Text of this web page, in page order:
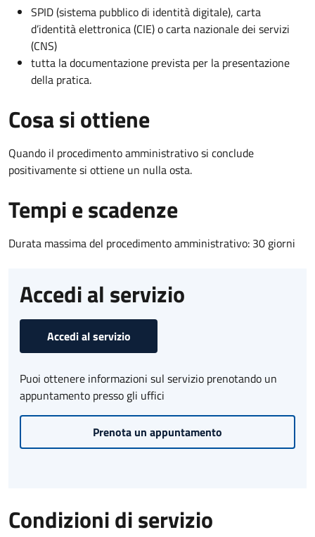
SPID (sistema pubblico di identità digitale), carta
d’identità elettronica (CIE) o carta nazionale dei servizi
(CNS)
tutta la documentazione prevista per la presentazione
della pratica.
Cosa si ottiene
Quando il procedimento amministrativo si conclude
positivamente si ottiene un nulla osta.
Tempi e scadenze
Durata massima del procedimento amministrativo: 30 giorni
Accedi al servizio
Accedi al servizio
Puoi ottenere informazioni sul servizio prenotando un
appuntamento presso gli uffici
Prenota un appuntamento
Condizioni di servizio